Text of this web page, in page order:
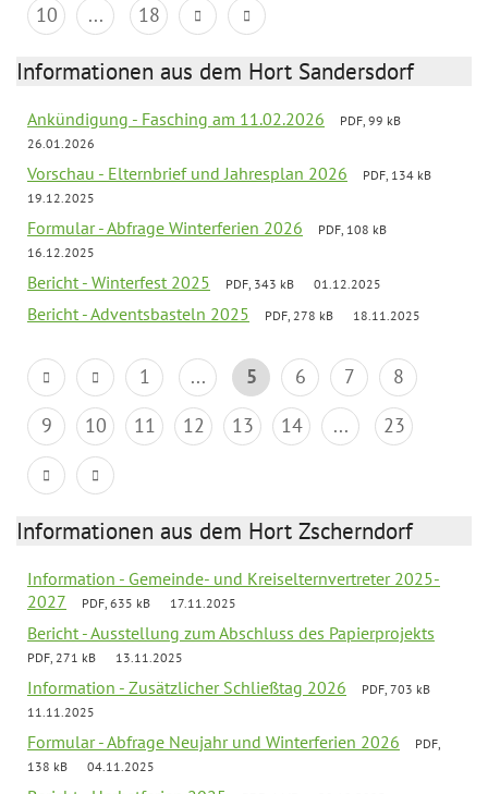
10
... 18
Informationen aus dem Hort Sandersdorf
Ankündigung - Fasching am 11.02.2026
PDF, 99 kB
26.01.2026
Vorschau - Elternbrief und Jahresplan 2026
PDF, 134 kB
19.12.2025
Formular - Abfrage Winterferien 2026
PDF, 108 kB
16.12.2025
Bericht - Winterfest 2025 PDF, 343 kB 01.12.2025
Bericht - Adventsbasteln 2025 PDF, 278 kB 18.11.2025
1 ... 5 6 7
8
9
10 11 12 13 14 ... 23
Informationen aus dem Hort Zscherndorf
Information - Gemeinde- und Kreiselternvertreter 2025-
2027
PDF, 635 kB 17.11.2025
Bericht - Ausstellung zum Abschluss des Papierprojekts
PDF, 271 kB 13.11.2025
Information - Zusätzlicher Schließtag 2026
PDF, 703 kB
11.11.2025
Formular - Abfrage Neujahr und Winterferien 2026
PDF,
138 kB
04.11.2025